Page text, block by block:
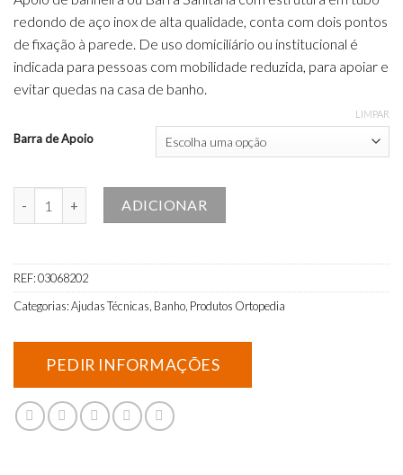
redondo de aço inox de alta qualidade, conta com dois pontos
de fixação à parede. De uso domiciliário ou institucional é
indicada para pessoas com mobilidade reduzida, para apoiar e
evitar quedas na casa de banho.
Barra de Apoio
LIMPAR
Quantidade de Barra de Apoio para Banheira
ADICIONAR
REF:03068202
Categorias:Ajudas Técnicas, Banho, Produtos Ortopedia